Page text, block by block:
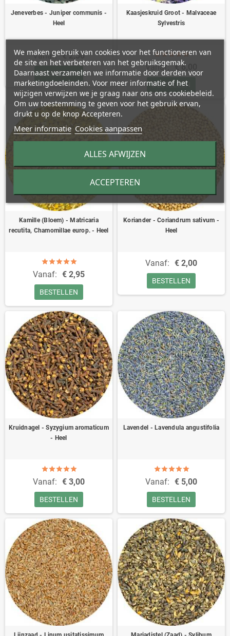
Jeneverbes - Juniper communis -
Heel
Vanaf: € 2,30
BESTELLEN
Kaasjeskruid Groot - Malvaceae
Sylvestris
Vanaf: € 8,00
BESTELLEN
Kamille (Bloem) - Matricaria
recutita, Chamomillae europ. - Heel
Vanaf: € 2,95
BESTELLEN
Koriander - Coriandrum sativum -
Heel
Vanaf: € 2,00
BESTELLEN
Kruidnagel - Syzygium aromaticum
- Heel
Vanaf: € 3,00
BESTELLEN
Lavendel - Lavendula angustifolia
Vanaf: € 5,00
BESTELLEN
We maken gebruik van cookies voor het functioneren van
de site en het verbeteren van het gebruiksgemak.
Daarnaast verzamelen we informatie door derden voor
marketingdoeleinden. Voor meer informatie of het
wijzigen verwijzen we je graag naar ons ons cookiebeleid.
Om uw toestemming te geven voor het gebruik ervan,
drukt u op de knop Accepteren.
Meer informatie Cookies aanpassen
ALLES AFWIJZEN
ACCEPTEREN